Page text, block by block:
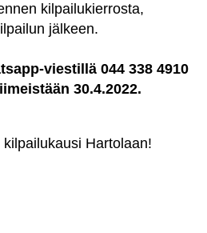
kilpailukierrosta,
jälkeen.
viestillä 044 338 4910
30.4.2022.
Hartolaan!